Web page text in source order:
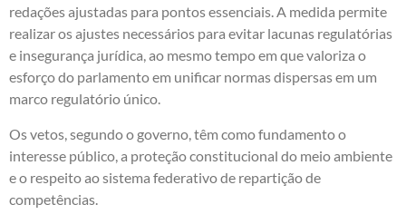
redações ajustadas para pontos essenciais. A medida permite
realizar os ajustes necessários para evitar lacunas regulatórias
e insegurança jurídica, ao mesmo tempo em que valoriza o
esforço do parlamento em unificar normas dispersas em um
marco regulatório único.
Os vetos, segundo o governo, têm como fundamento o
interesse público, a proteção constitucional do meio ambiente
e o respeito ao sistema federativo de repartição de
competências.